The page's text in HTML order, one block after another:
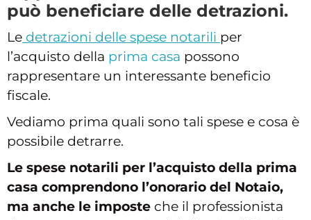
può beneficiare delle detrazioni.
Le detrazioni delle spese notarili per
l’acquisto della prima casa possono
rappresentare un interessante beneficio
fiscale.
Vediamo prima quali sono tali spese e cosa è
possibile detrarre.
Le spese notarili per l’acquisto della prima
casa comprendono l’onorario del Notaio,
ma anche le imposte che il professionista